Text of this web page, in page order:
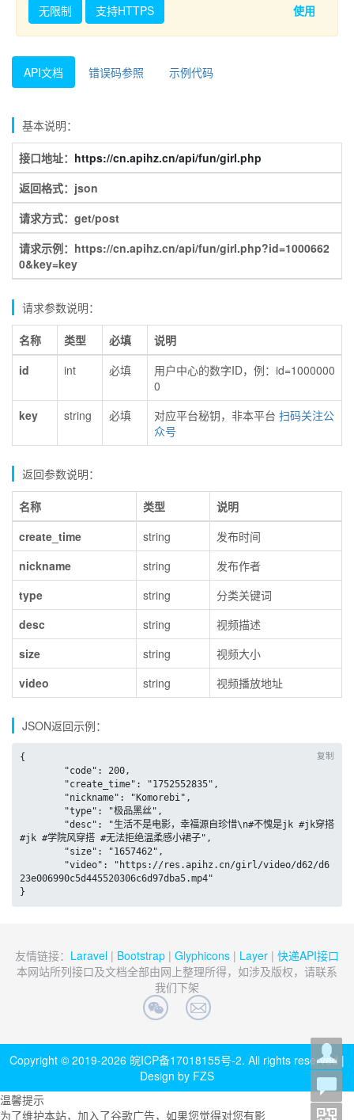
无限制 支持HTTPS 使用
API文档 错误码参照 示例代码
基本说明：
接口地址： https://cn.apihz.cn/api/fun/girl.php
返回格式：json
请求方式：get/post
请求示例：https://cn.apihz.cn/api/fun/girl.php?id=1000662
0&key=key
请求参数说明：
名称 类型 必填
说明
id
int 必填
用户中心的数字ID，例：id=1000000
0
key
string 必填 对应平台秘钥，非本平台 扫码关注公
众号
返回参数说明：
名称 类型
说明
create_time
string
发布时间
nickname
string
发布作者
type
string
分类关键词
desc
string
视频描述
size
string
视频大小
video
string 视频播放地址
JSON返回示例：
复制
{
#jk #学院风穿搭 #无法拒绝温柔感小裙子",
23e006990c5d445520306c6d97dba5.mp4"
}
友情链接： Laravel | Bootstrap | Glyphicons | Layer | 快递API接口
本网站所列接口及文档全部由网上整理所得，如涉及版权，请联系
我们下架
Copyright © 2019-2026 皖ICP备17018155号-2. All rights reserved |
Design by FZS
温馨提示
为了维护本站，加入了谷歌广告，如果您觉得对您有影